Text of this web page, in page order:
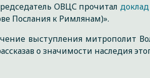
ОВЦС прочитал доклад
Послания к Римлянам)».
выступления митрополит
о значимости наследия